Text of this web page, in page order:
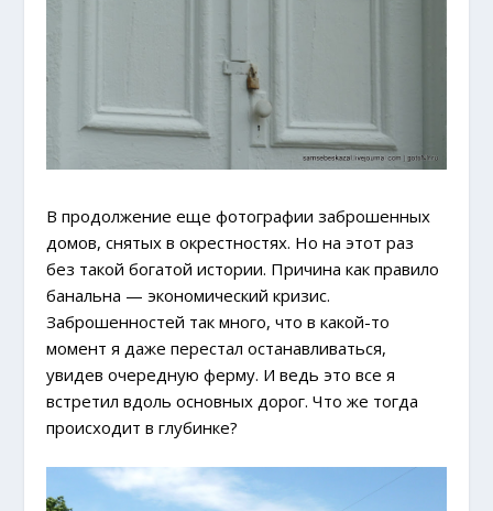
В продолжение еще фотографии заброшенных
домов, снятых в окрестностях. Но на этот раз
без такой богатой истории. Причина как правило
банальна — экономический кризис.
Заброшенностей так много, что в какой-то
момент я даже перестал останавливаться,
увидев очередную ферму. И ведь это все я
встретил вдоль основных дорог. Что же тогда
происходит в глубинке?